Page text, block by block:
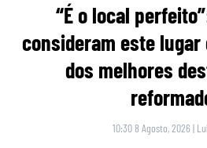
“É o local
consideram este lugar
dos melhores
10:30 8 Agosto, 2026 |